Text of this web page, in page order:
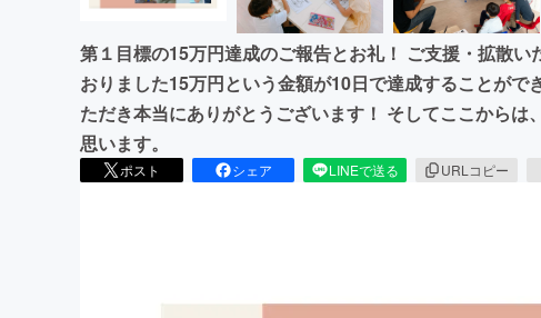
第１目標の15万円達成のご報告とお礼！ ご支援・拡散
おりました15万円という金額が10日で達成することがで
ただき本当にありがとうございます！ そしてここからは
思います。
ポスト シェア LINEで送る URLコピー